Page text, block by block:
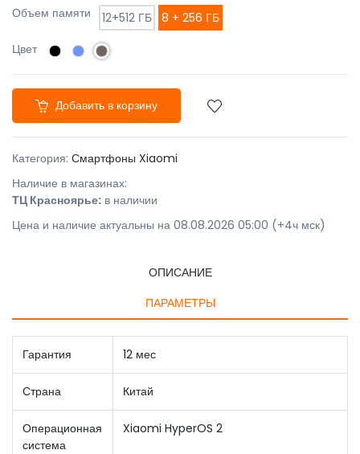
Объем памяти
12+512 ГБ 8 + 256 ГБ
Цвет
Добавить в корзину
Категория: Смартфоны Xiaomi
Наличие в магазинах:
ТЦ Красноярье: в наличии
Цена и наличие актуальны на 08.08.2026 05:00 (+4ч мск)
ОПИСАНИЕ
ПАРАМЕТРЫ
Гарантия 12 мес
Страна Китай
Операционная
система
Xiaomi HyperOS 2